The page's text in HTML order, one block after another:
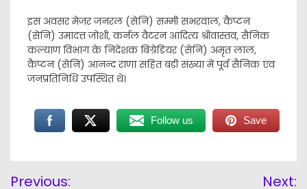
इस अवसर मेजर जनरल (सेनि) सम्मी सभरवाल, कैप्टन
(सेनि) उमादत्त जोशी, कर्नल वैटरन आदित्य श्रीवास्तव, सैनिक
कल्याण विभाग के निदेशक बिग्रेडियर (सेनि) अमृत लाल,
कैप्टन (सेनि) आनन्द राणा सहित बड़ी संख्या में पूर्व सैनिक एंव
जनप्रतिनिधि उपस्थित थे।
Follow us Save
Previous: Next: